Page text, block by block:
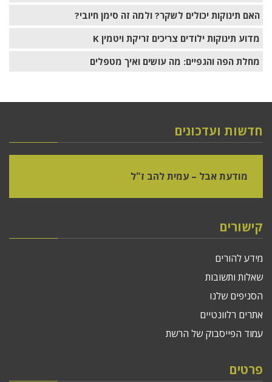
האם תינוקות יכולים לשקר? ולמה זה סימן חיובי?
מדוע תינוקות ילודים צריכים זריקת ויטמין K
מחלת הפה והגפיים: מה עושים ואיך מטפלים
חדשות ועדכונים
מודעת אבל – עמית להב ז"ל
קישורים
מידע להורים
שאלות ותשובות
הסניפים שלנו
אתרים רלוונטיים
עמוד הפייסבוק של הרשת
פרטים